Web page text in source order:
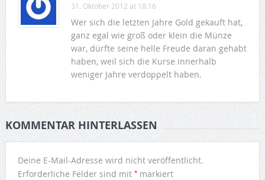
31. Oktober 2012 at 18:16
Wer sich die letzten Jahre Gold gekauft hat,
ganz egal wie groß oder klein die Münze
war, dürfte seine helle Freude daran gehabt
haben, weil sich die Kurse innerhalb
weniger Jahre verdoppelt haben.
KOMMENTAR HINTERLASSEN
Deine E-Mail-Adresse wird nicht veröffentlicht.
Erforderliche Felder sind mit *markiert